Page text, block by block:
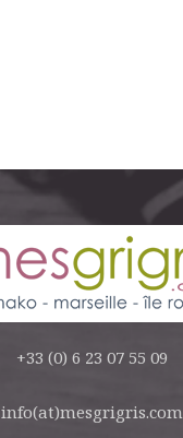
+33 (0) 6 23 07 55 09
info(at)mesgrigris.com